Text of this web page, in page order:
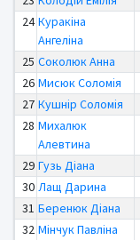
24 Куракіна
Ангеліна
25 Соколюк Анна
26 Мисюк Соломія
27 Кушнір Соломія
28 Михалюк
Алевтина
29 Гузь Діана
30 Лащ Дарина
31 Беренюк Діана
32 Мінчук Павліна